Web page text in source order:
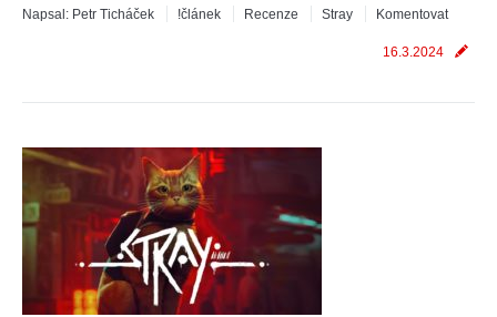
Napsal: Petr Ticháček !článek Recenze Stray Komentovat
16.3.2024